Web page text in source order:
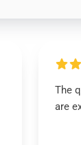
The
are